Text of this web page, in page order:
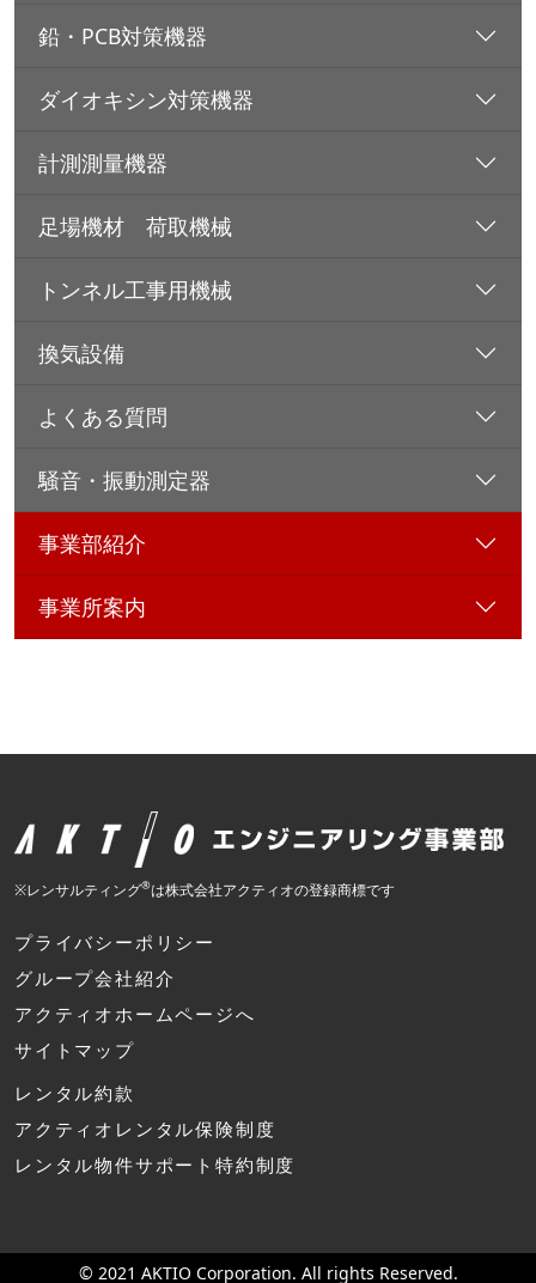
鉛・PCB対策機器
ダイオキシン対策機器
計測測量機器
足場機材 荷取機械
トンネル工事用機械
換気設備
よくある質問
騒音・振動測定器
事業部紹介
事業所案内
※レンサルティング®は株式会社アクティオの登録商標です
プライバシーポリシー
グループ会社紹介
アクティオホームページへ
サイトマップ
レンタル約款
アクティオレンタル保険制度
レンタル物件サポート特約制度
© 2021 AKTIO Corporation. All rights Reserved.